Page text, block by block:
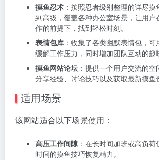
摸鱼忍术 ：按照忍者级别整理的详尽
到高级，覆盖各种办公室场景，让用户
作的前提下，找到轻松时刻。
表情包库 ：收集了各类幽默表情包，可
缓解工作压力，同时增加团队互动的趣
摸鱼网站论坛 ：提供一个用户交流的
分享经验、讨论技巧以及获取最新摸鱼
适用场景
该网站适合以下场景使用：
高压工作间隙：在长时间加班或高负荷
时间的摸鱼技巧恢复精力。